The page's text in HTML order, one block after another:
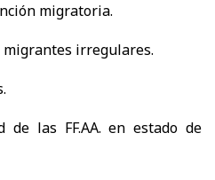
migratoria.
irregulares.
las FF.AA. en estado de